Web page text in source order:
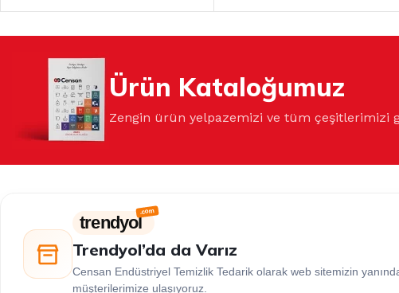
Ürün Kataloğumuz
Zengin ürün yelpazemizi ve tüm çeşitlerimizi
trendyol
Trendyol’da da Varız
Censan Endüstriyel Temizlik Tedarik olarak web sitemizin
müşterilerimize ulaşıyoruz.